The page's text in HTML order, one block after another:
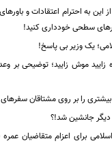
این به احترام اعتقادات و
سطحی خودداری کنید!
یک وزیر بی پاسخ!
موش زایید؛ توضیحی بر
را بر روی مشتاقان سفرهای
دیگر جانشین شد!؟
برای اعزام متقاضیان